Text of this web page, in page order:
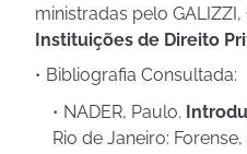
ministradas pelo
Instituições de Direito
Bibliografia Consultada:
NADER, Paulo.
Rio de Janeiro: